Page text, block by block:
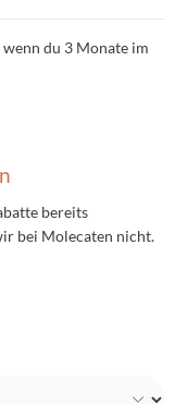
du 3 Monate im
bereits
bei Molecaten nicht.